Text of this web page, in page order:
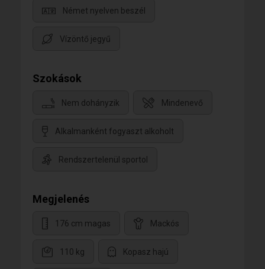
Német nyelven beszél
Vízöntő jegyű
Szokások
Nem dohányzik Mindenevő
Alkalmanként fogyaszt alkoholt
Rendszertelenül sportol
Megjelenés
176 cm magas Mackós
110 kg Kopasz hajú